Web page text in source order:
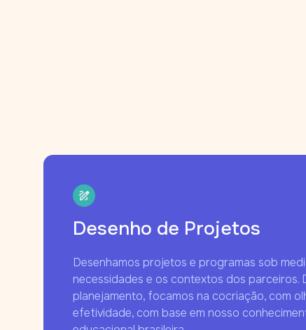
Desenho de Projetos
Desenhamos projetos e programas sob
necessidades e os contextos dos parceiros.
planejamento, focamos na cocriação, com
efetividade, com base em nosso